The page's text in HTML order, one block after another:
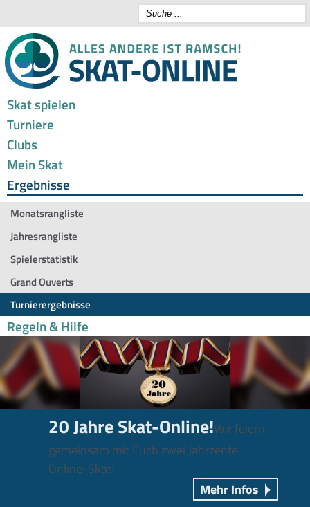
Skat spielen
Turniere
Clubs
Mein Skat
Ergebnisse
Monatsrangliste
Jahresrangliste
Spielerstatistik
Grand Ouverts
Turnierergebnisse
Regeln & Hilfe
20 Jahre Skat-Online!Wir feiern
gemeinsam mit Euch zwei Jahrzente
Online-Skat!
Mehr Infos